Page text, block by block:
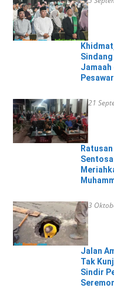
Jamaah
21
3
Jalan
Tak
Sindir